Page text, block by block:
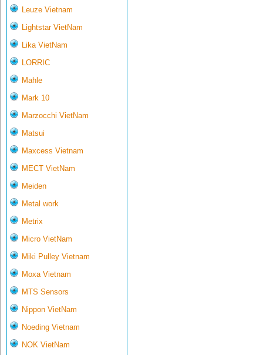
Leuze Vietnam
Lightstar VietNam
Lika VietNam
LORRIC
Mahle
Mark 10
Marzocchi VietNam
Matsui
Maxcess Vietnam
MECT VietNam
Meiden
Metal work
Metrix
Micro VietNam
Miki Pulley Vietnam
Moxa Vietnam
MTS Sensors
Nippon VietNam
Noeding Vietnam
NOK VietNam